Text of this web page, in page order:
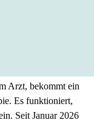
Arzt, bekommt ein
Es funktioniert,
Seit Januar 2026